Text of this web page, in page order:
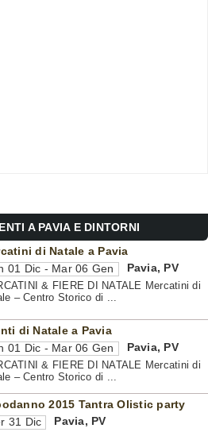
A PAVIA E DINTORNI
di Natale a Pavia
01 Dic - Mar 06 Gen Pavia, PV
& FIERE DI NATALE Mercatini di
– Centro Storico di ...
di Natale a Pavia
01 Dic - Mar 06 Gen Pavia, PV
& FIERE DI NATALE Mercatini di
– Centro Storico di ...
2015 Tantra Olistic party
31 Dic Pavia, PV